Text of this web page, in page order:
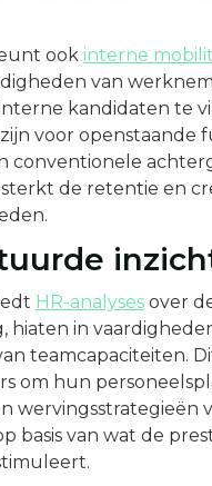
ook interne
van
kandidaten te
voor openstaande
conventionele
de retentie en
HR-analysesover
hiaten in
teamcapaciteiten.
om hun
wervingsstrategieën
basis van wat de